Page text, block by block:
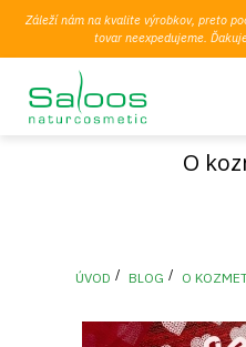
Záleží nám na kvalite výrobkov, preto
tovar neexpedujeme.
O
ÚVOD BLOG O